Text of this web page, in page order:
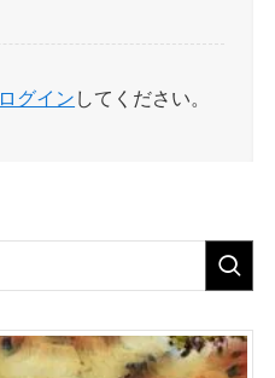
ログイン してください。